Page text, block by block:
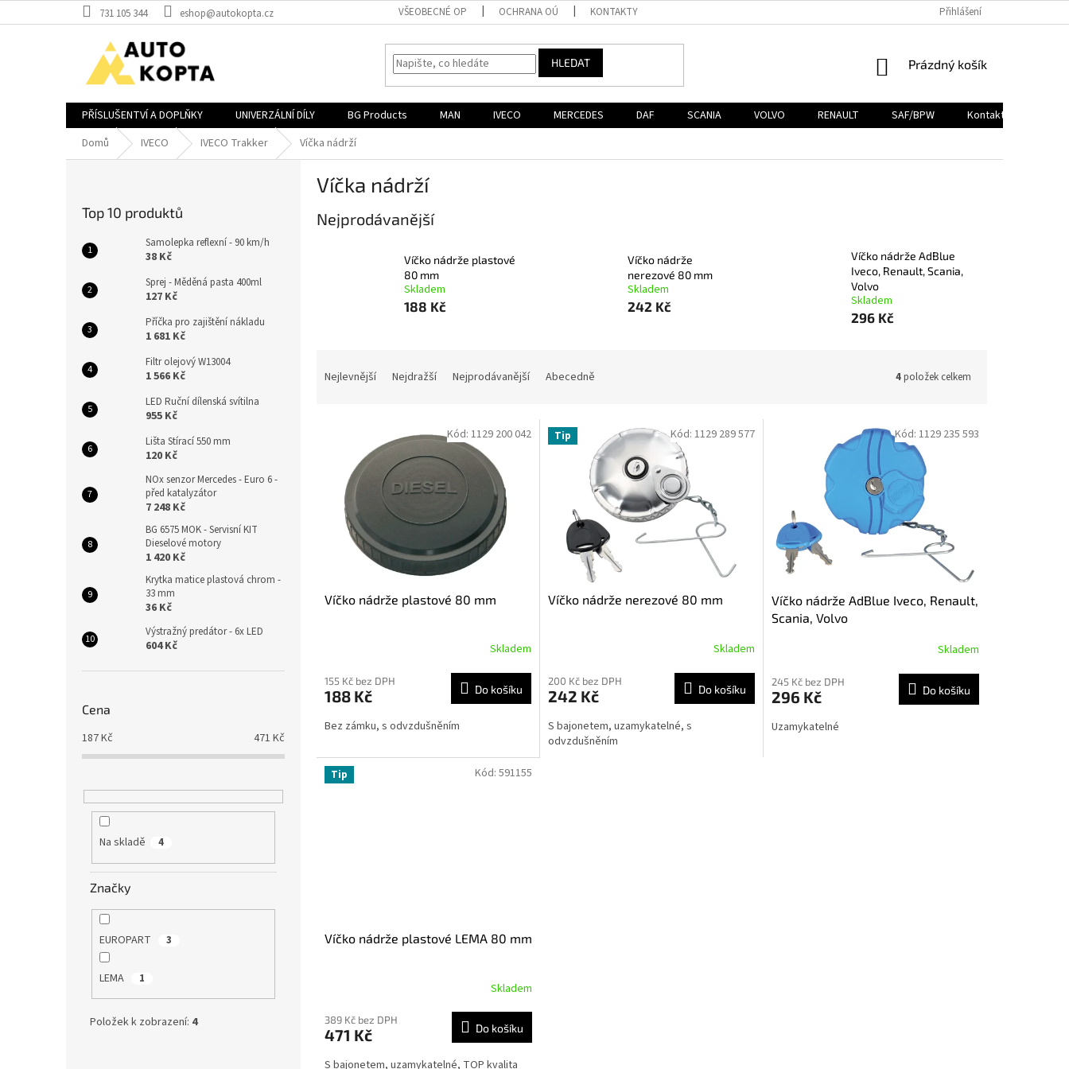
na
731 105 344 eshop@autokopta.cz VŠEOBECNÉ OP OCHRANA OÚ KONTAKTY Přihlášení
HLEDAT
NÁKUPNÍ
Prázdný košík
PŘÍSLUŠENTVÍ A DOPLŇKY UNIVERZÁLNÍ DÍLY BG Products MAN IVECO MERCEDES DAF SCANIA VOLVO RENAULT SAF/BPW
Kontakty
Domů
IVECO IVECO Trakker Víčka nádrží
Top 10 produktů
Samolepka reflexní - 90 km/h
38 Kč
Sprej - Měděná pasta 400ml
127 Kč
Příčka pro zajištění nákladu
1 681 Kč
Filtr olejový W13004
1 566 Kč
LED Ruční dílenská svítilna
955 Kč
Lišta Stírací 550 mm
120 Kč
NOx senzor Mercedes - Euro 6 -
před katalyzátor
7 248 Kč
BG 6575 MOK - Servisní KIT
Dieselové motory
1 420 Kč
Krytka matice plastová chrom -
33 mm
36 Kč
Výstražný predátor - 6x LED
604 Kč
Cena
187Kč 471 Kč
Na skladě 4
Značky
EUROPART 3
LEMA 1
Položek k zobrazení: 4
Víčka nádrží
Nejprodávanější
Víčko nádrže plastové
80 mm
Skladem
188 Kč
Víčko nádrže
nerezové 80 mm
Skladem
242 Kč
Víčko nádrže AdBlue
Iveco, Renault, Scania,
Volvo
Skladem
296 Kč
Nejlevnější Nejdražší Nejprodávanější Abecedně 4položek celkem
Víčko nádrže plastové 80 mm
Skladem
155 Kč bez DPH
188 Kč Do košíku
Bez zámku, s odvzdušněním
Kód: 1129 200 042 Tip
Víčko nádrže nerezové 80 mm
Skladem
200 Kč bez DPH
242 Kč Do košíku
S bajonetem, uzamykatelné, s
odvzdušněním
Kód: 1129 289 577
Víčko nádrže AdBlue Iveco, Renault,
Scania, Volvo
Skladem
245 Kč bez DPH
296 Kč Do košíku
Uzamykatelné
Kód: 1129 235 593
Tip
Víčko nádrže plastové LEMA 80 mm
Skladem
389 Kč bez DPH
471 Kč Do košíku
S bajonetem, uzamykatelné, TOP kvalita
Kód: 591155